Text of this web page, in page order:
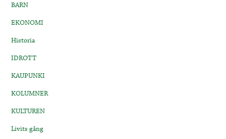
BARN
EKONOMI
Historia
IDROTT
KAUPUNKI
KOLUMNER
KULTUREN
Livits gång